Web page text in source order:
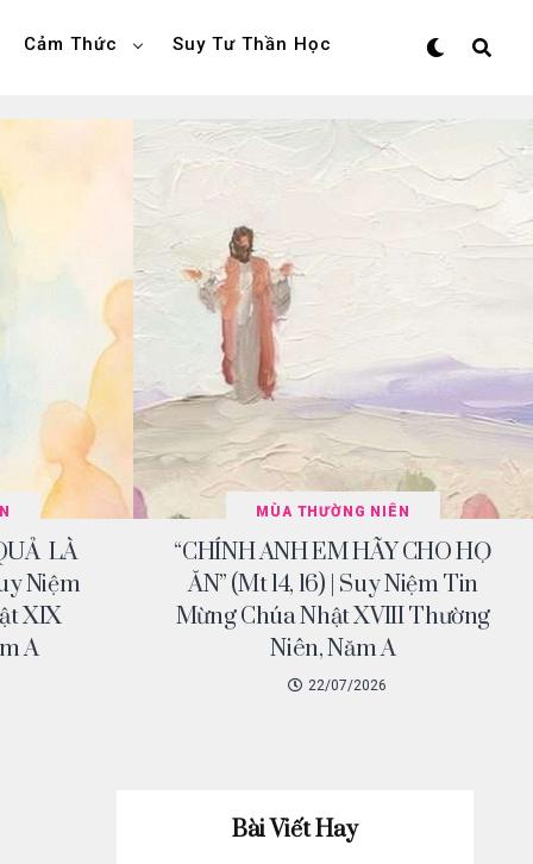
Cảm Thức Suy Tư Thần Học
LÀ
Niệm
XIX
A
MÙA THƯỜNG NIÊN
“CHÍNH ANH EM HÃY CHO HỌ
ĂN” (Mt 14, 16) | Suy Niệm Tin
Mừng Chúa Nhật XVIII Thường
Niên, Năm A
22/07/2026
Bài Viết Hay